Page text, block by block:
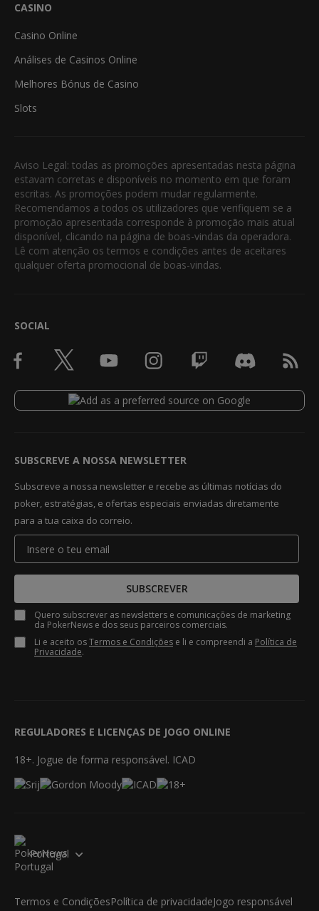
CASINO
Casino Online
Análises de Casinos Online
Melhores Bónus de Casino
Slots
Aviso Legal: todas as promoções apresentadas nesta página
estavam corretas e disponíveis no momento em que foram
escritas. As promoções podem mudar regularmente.
Recomendamos a todos os utilizadores que verifiquem se a
promoção apresentada corresponde à promoção mais atual
disponível, clicando na página de boas-vindas da operadora.
Lê com atenção os termos e condições antes de aceitares
qualquer oferta promocional de boas-vindas.
SOCIAL
SUBSCREVE A NOSSA NEWSLETTER
Subscreve a nossa newsletter e recebe as últimas notícias do
poker, estratégias, e ofertas especiais enviadas diretamente
para a tua caixa do correio.
SUBSCREVER
Quero subscrever as newsletters e comunicações de marketing
da PokerNews e dos seus parceiros comerciais.
Li e aceito osTermos e Condições e li e compreendi a Política de
Privacidade.
REGULADORES E LICENÇAS DE JOGO ONLINE
18+. Jogue de forma responsável. ICAD
Portugal
Termos e CondiçõesPolítica de privacidadeJogo responsável